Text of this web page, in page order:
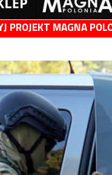
PROJEKT MAGNA